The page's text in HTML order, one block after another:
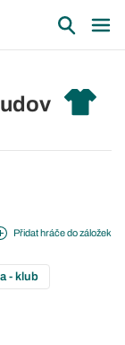
Přidat hráče do záložek
- klub